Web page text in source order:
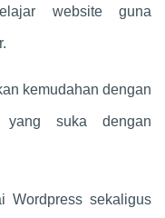
website guna
kemudahan dengan
yang suka dengan
Wordpress sekaligus